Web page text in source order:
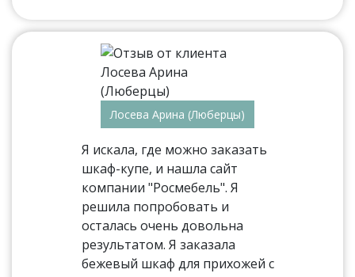
Лосева Арина (Люберцы)
Я искала, где можно заказать
шкаф-купе, и нашла сайт
компании "Росмебель". Я
решила попробовать и
осталась очень довольна
результатом. Я заказала
бежевый шкаф для прихожей с